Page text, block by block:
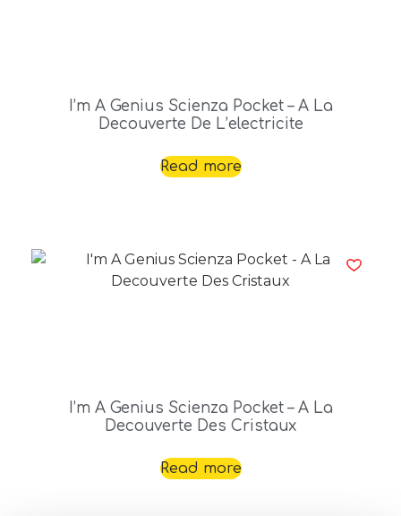
I’m A Genius Scienza Pocket – A La
Decouverte De L’electricite
Read more
I’m A Genius Scienza Pocket – A La
Decouverte Des Cristaux
Read more